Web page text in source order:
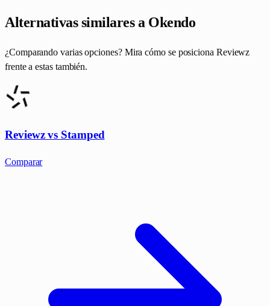
Alternativas similares a Okendo
¿Comparando varias opciones? Mira cómo se posiciona Reviewz
frente a estas también.
Reviewz vs Stamped
Comparar